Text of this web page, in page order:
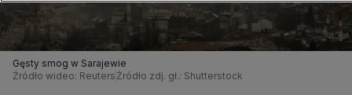
Gęsty smog w Sarajewie
Źródło wideo: Reuters Źródło zdj. gł.: Shutterstock